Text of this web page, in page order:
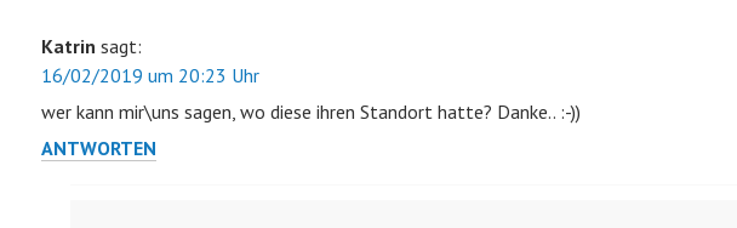
Katrin sagt:
16/02/2019 um 20:23 Uhr
wer kann mir\uns sagen, wo diese ihren Standort hatte? Danke.. :-))
ANTWORTEN